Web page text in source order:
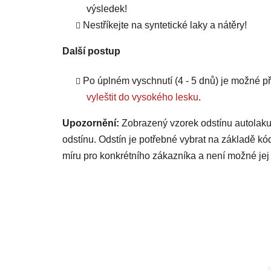
výsledek!
Nestříkejte na syntetické laky a nátěry!
Další postup
Po úplném vyschnutí (4 - 5 dnů) je možné
vyleštit do vysokého lesku.
Upozornění: Zobrazený vzorek odstínu
odstínu. Odstín je potřebné vybrat na základě
míru pro konkrétního zákazníka a není možné